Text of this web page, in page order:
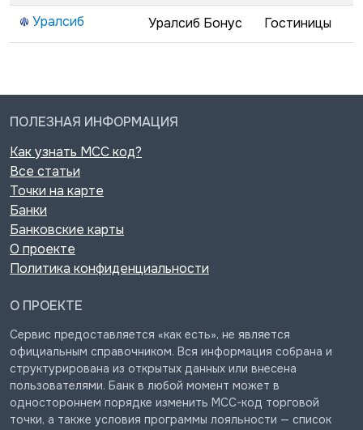
Уралсиб Уралсиб Бонус Гостиницы
ПОЛЕЗНАЯ ИНФОРМАЦИЯ
Как узнать MCC код?
Все статьи
Точки на карте
Банки
Банковские карты
О проекте
Политика конфиденциальности
О ПРОЕКТЕ
Сервис предоставляется «как есть», не является
официальным справочником. Вся информация собрана и
структурирована из открытых данных или внесена
пользователями. Банк в любой момент может в
одностороннем порядке изменить MCC-код торговой
точки, а также условия программы лояльности — список